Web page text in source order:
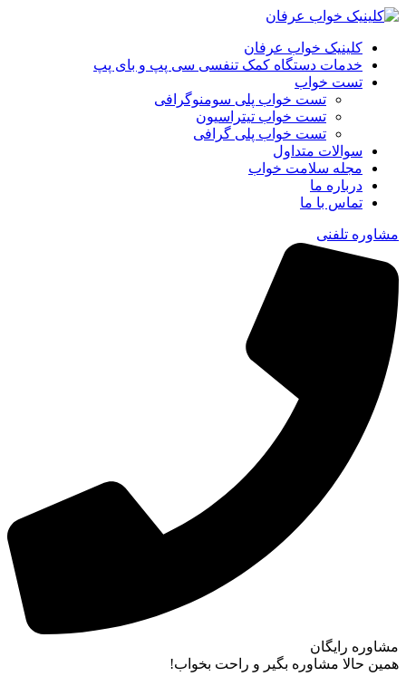
کلینیک خواب عرفان
خدمات دستگاه کمک‌ تنفسی سی‌ پپ و بای‌ پپ
تست خواب
تست خواب پلی سومنوگرافی
تست خواب تیتراسیون
تست خواب پلی گرافی
سوالات متداول
مجله سلامت خواب
درباره ما
تماس با ما
مشاوره تلفنی
مشاوره رایگان
همین حالا مشاوره بگیر و راحت بخواب!